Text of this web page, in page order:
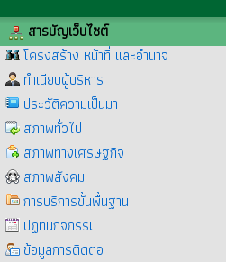
สารบัญเว็บไซต์
โครงสร้าง หน้าที่ และอำนาจ
ทำเนียบผู้บริหาร
ประวัติความเป็นมา
สภาพทั่วไป
สภาพทางเศรษฐกิจ
สภาพสังคม
การบริการขั้นพื้นฐาน
ปฏิทินกิจกรรม
ข้อมูลการติดต่อ